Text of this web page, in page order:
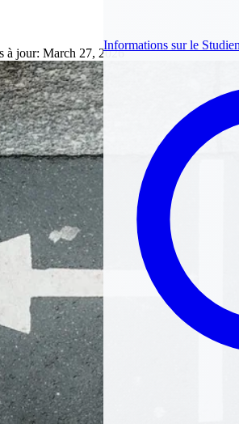
Informations sur le
à jour: March 27, 2026